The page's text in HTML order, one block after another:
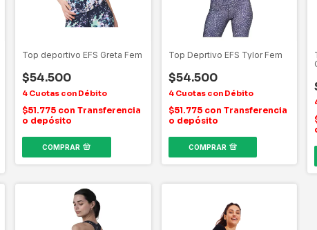
Top deportivo EFS Greta Fem
$54.500
$51.775 con Transferencia
o depósito
COMPRAR
Top Deprtivo EFS Tylor Fem
$54.500
$51.775 con Transferencia
o depósito
COMPRAR